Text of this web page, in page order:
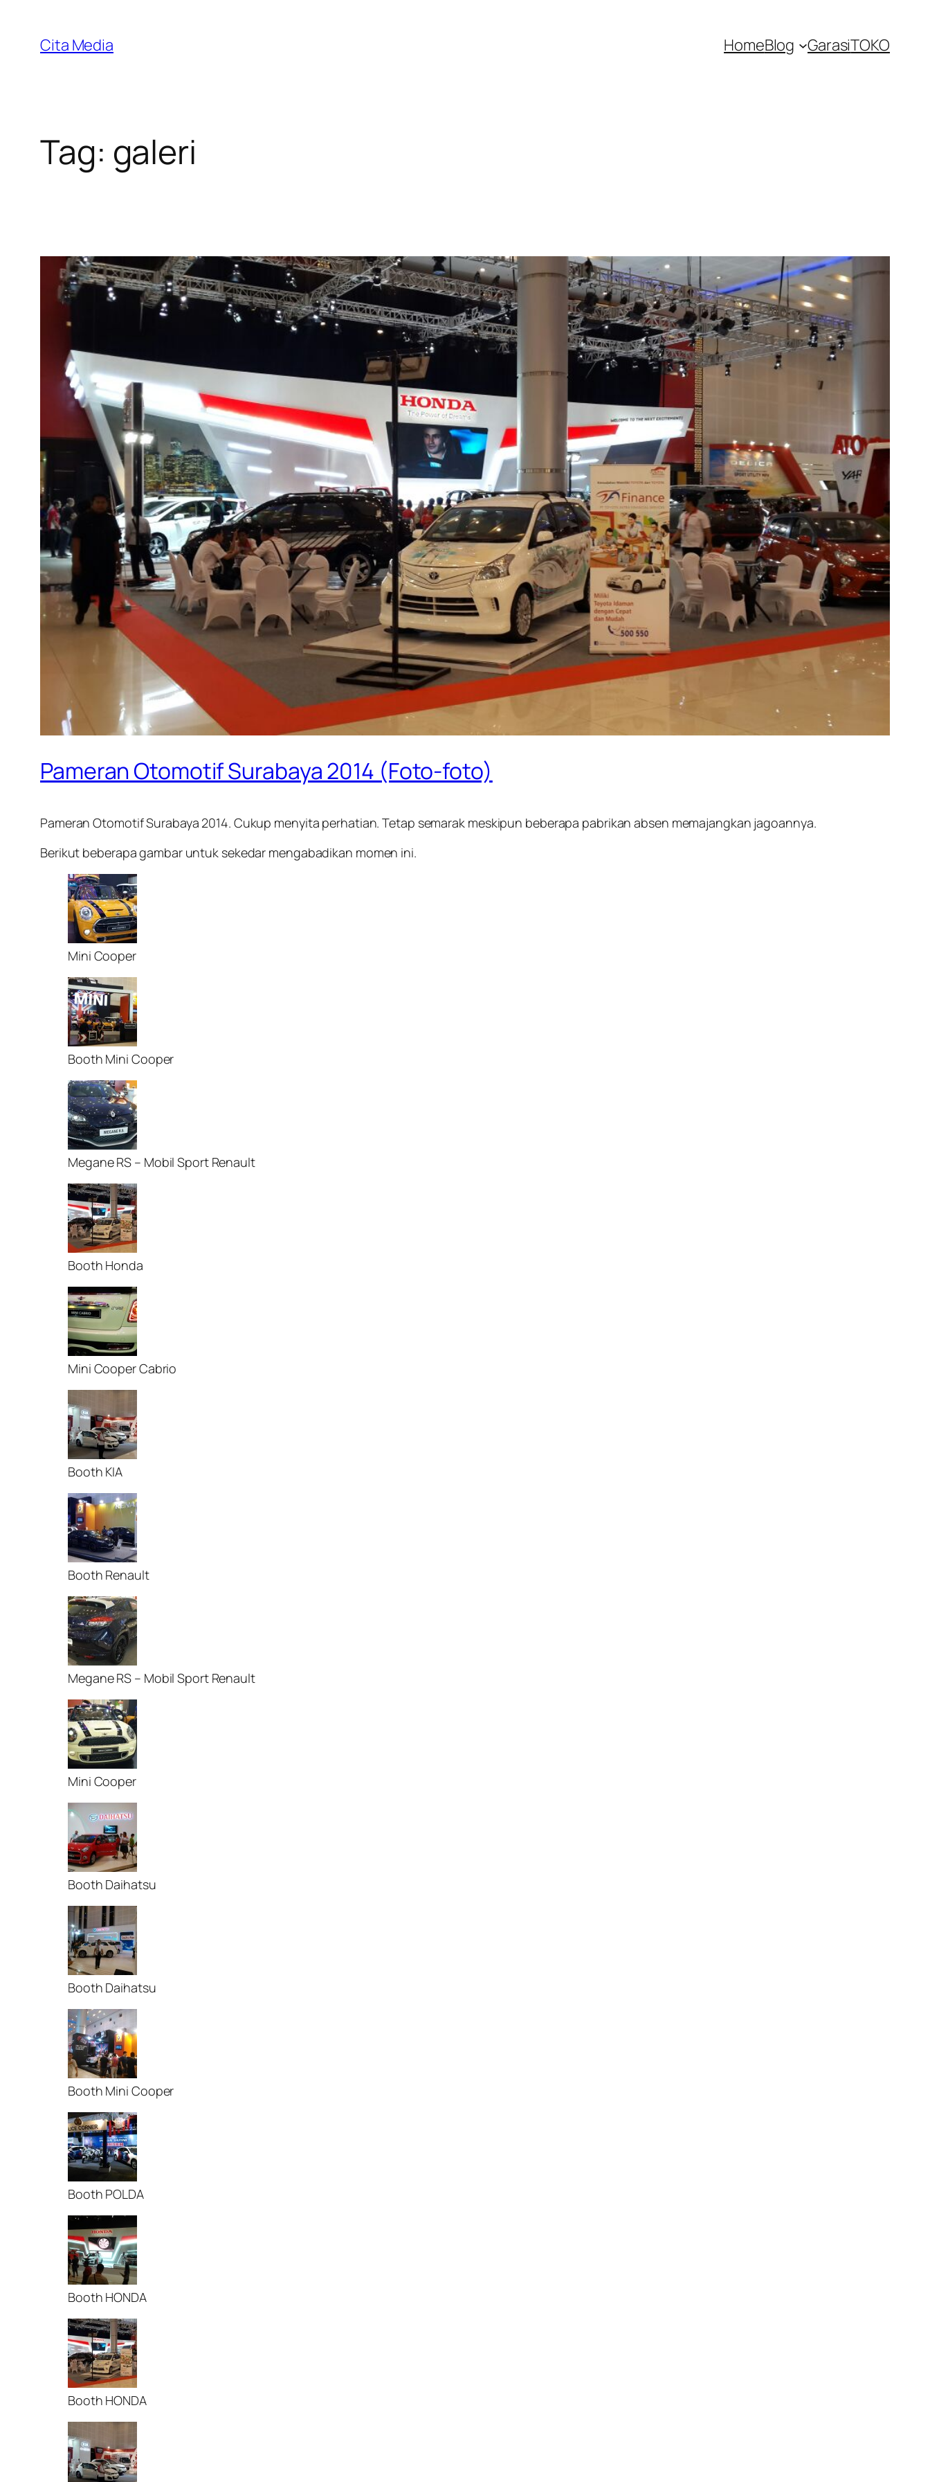
content
Cita Media HomeBlog GarasiTOKO
Tag: galeri
Pameran Otomotif Surabaya 2014 (Foto-foto)
Pameran Otomotif Surabaya 2014. Cukup menyita perhatian. Tetap semarak meskipun beberapa pabrikan absen memajangkan jagoannya.
Berikut beberapa gambar untuk sekedar mengabadikan momen ini.
Mini Cooper
Booth Mini Cooper
Megane RS – Mobil Sport Renault
Booth Honda
Mini Cooper Cabrio
Booth KIA
Booth Renault
Megane RS – Mobil Sport Renault
Mini Cooper
Booth Daihatsu
Booth Daihatsu
Booth Mini Cooper
Booth POLDA
Booth HONDA
Booth HONDA